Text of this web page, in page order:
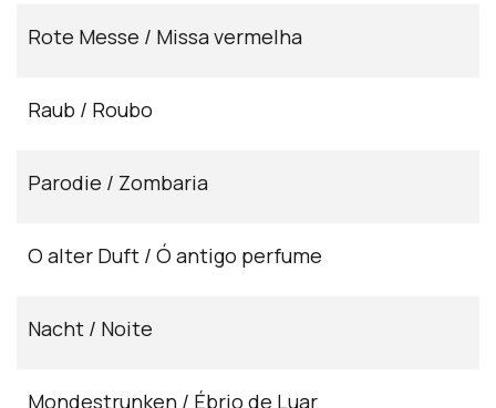
Rote Messe / Missa vermelha
Raub / Roubo
Parodie / Zombaria
O alter Duft / Ó antigo perfume
Nacht / Noite
Mondestrunken / Ébrio de Luar